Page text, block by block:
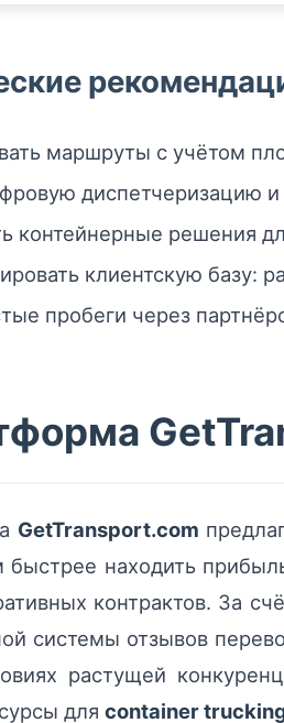
маршруты с учётом
диспетчеризацию
контейнерные решения
клиентскую базу:
пробеги через
GetTransport.com
быстрее находить
контрактов. За
системы отзывов
растущей
для container